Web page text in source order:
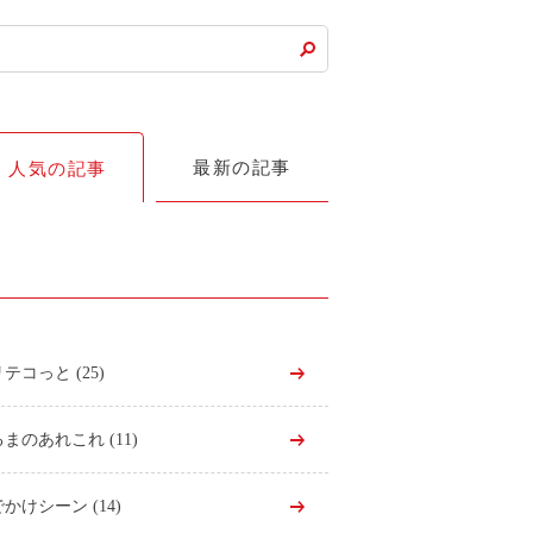
人気の記事 最新の記事
テコっと (25)
まのあれこれ (11)
かけシーン (14)